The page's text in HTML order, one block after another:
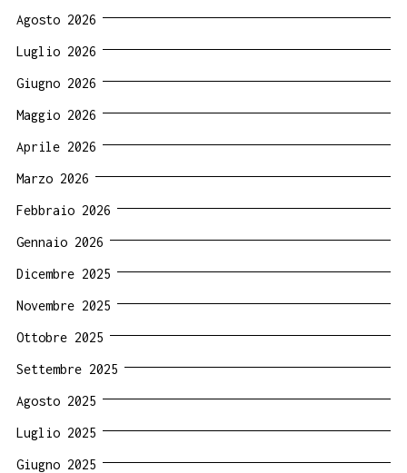
Agosto 2026
Luglio 2026
Giugno 2026
Maggio 2026
Aprile 2026
Marzo 2026
Febbraio 2026
Gennaio 2026
Dicembre 2025
Novembre 2025
Ottobre 2025
Settembre 2025
Agosto 2025
Luglio 2025
Giugno 2025